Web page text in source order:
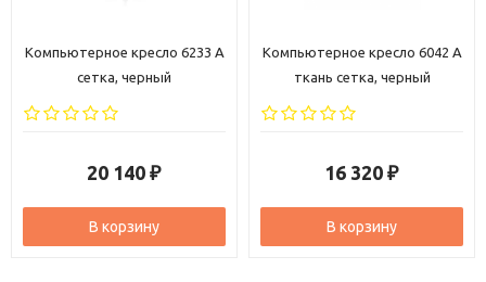
Компьютерное кресло 6233 A
сетка, черный
20 140 ₽
В корзину
Компьютерное кресло 6042 A
ткань сетка, черный
16 320 ₽
В корзину